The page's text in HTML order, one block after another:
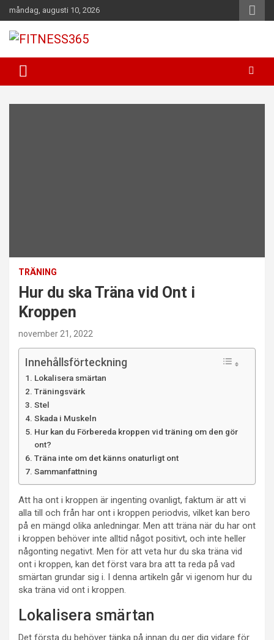
Hoppa
till
innehåll
måndag, augusti 10, 2026
FITNESS365
TRÄNING
Hur du ska Träna vid Ont i
Kroppen
november 21, 2022
Innehållsförteckning
Lokalisera smärtan
Träningsvärk
Stel
Skada i Muskeln
Hur kan du Förbereda kroppen vid träning om den gör
ont?
Träna inte om det känns onaturligt ont
Sammanfattning
Att ha ont i kroppen är ingenting ovanligt, faktum är att vi
alla till och från har ont i kroppen periodvis, vilket kan bero
på en mängd olika anledningar. Men att träna när du har ont
i kroppen behöver inte alltid något positivt, och inte heller
någonting negativt. Men för att veta hur du ska träna vid
ont i kroppen, kan det först vara bra att ta reda på vad
smärtan grundar sig i. I denna artikeln går vi igenom hur du
ska träna vid ont i kroppen.
Lokalisera smärtan
Det första du behöver tänka på innan du ger dig vidare för